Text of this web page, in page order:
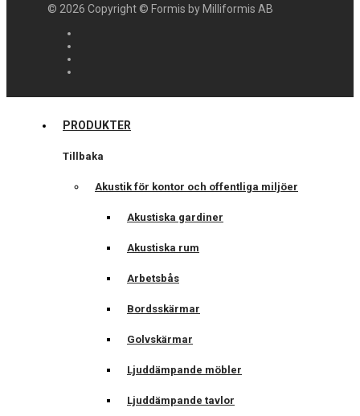
© 2026 Copyright © Formis by Milliformis AB
PRODUKTER
Tillbaka
Akustik för kontor och offentliga miljöer
Akustiska gardiner
Akustiska rum
Arbetsbås
Bordsskärmar
Golvskärmar
Ljuddämpande möbler
Ljuddämpande tavlor